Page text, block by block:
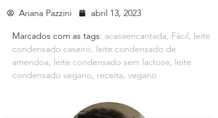
Ariana Pazzini
abril 13, 2023
Marcados com as tags: acasaencantada, Fácil, leite
condensado caseiro, leite condensado de
amendoa, leite condensado sem lactose, leite
condensado vegano, receita, vegano